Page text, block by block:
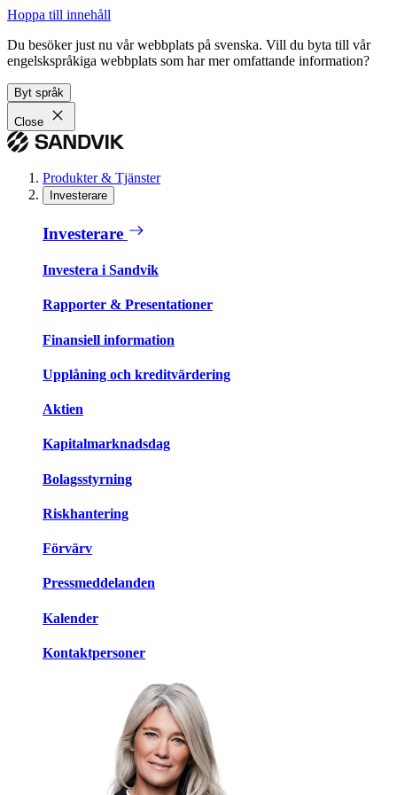
Hoppa till innehåll
Du besöker just nu vår webbplats på svenska. Vill du byta till vår
engelskspråkiga webbplats som har mer omfattande information?
Byt språk
Close
Produkter & Tjänster
Investerare
Investerare
Investera i Sandvik
Rapporter & Presentationer
Finansiell information
Upplåning och kreditvärdering
Aktien
Kapitalmarknadsdag
Bolagsstyrning
Riskhantering
Förvärv
Pressmeddelanden
Kalender
Kontaktpersoner